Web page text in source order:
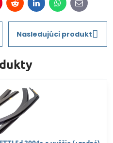
RedditLinkedInWhatsApp
E-
mail
Nasledujúci produkt